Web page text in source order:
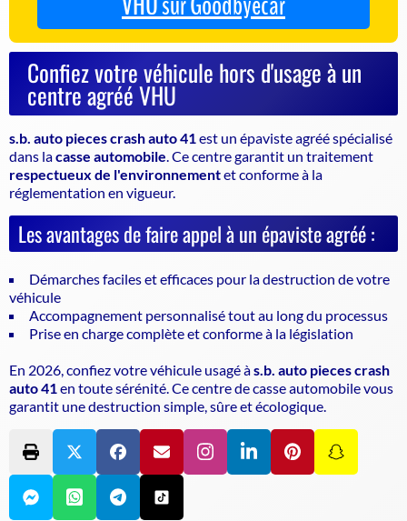
Confiez votre véhicule hors d'usage à un
centre agréé VHU
s.b. auto pieces crash auto 41 est un épaviste agrééspécialisé
dans lacasse automobile . Ce centre garantit un traitement
respectueux de l'environnementet conforme à la
réglementation en vigueur.
Les avantages de faire appel à un épaviste agréé :
Démarches faciles et efficaces pour la destruction de votre
véhicule
Accompagnement personnalisé tout au long du processus
Prise en charge complète et conforme à la législation
En 2026, confiez votre véhicule usagé às.b. auto pieces crash
auto 41 en toute sérénité. Ce centre decasse automobilevous
garantit une destruction simple, sûre et écologique.